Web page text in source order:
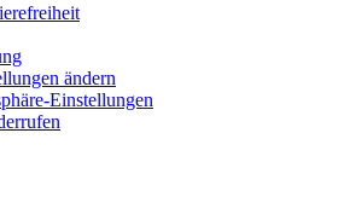
ändern
Einstellungen